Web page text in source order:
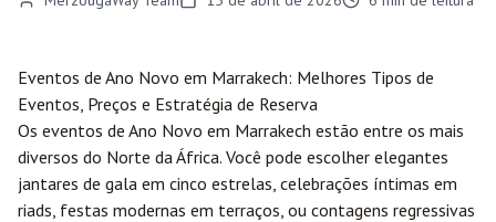
Eventos de Ano Novo em Marrakech: Melhores Tipos de
Eventos, Preços e Estratégia de Reserva
Os eventos de Ano Novo em Marrakech estão entre os mais
diversos do Norte da África. Você pode escolher elegantes
jantares de gala em cinco estrelas, celebrações íntimas em
riads, festas modernas em terraços, ou contagens regressivas